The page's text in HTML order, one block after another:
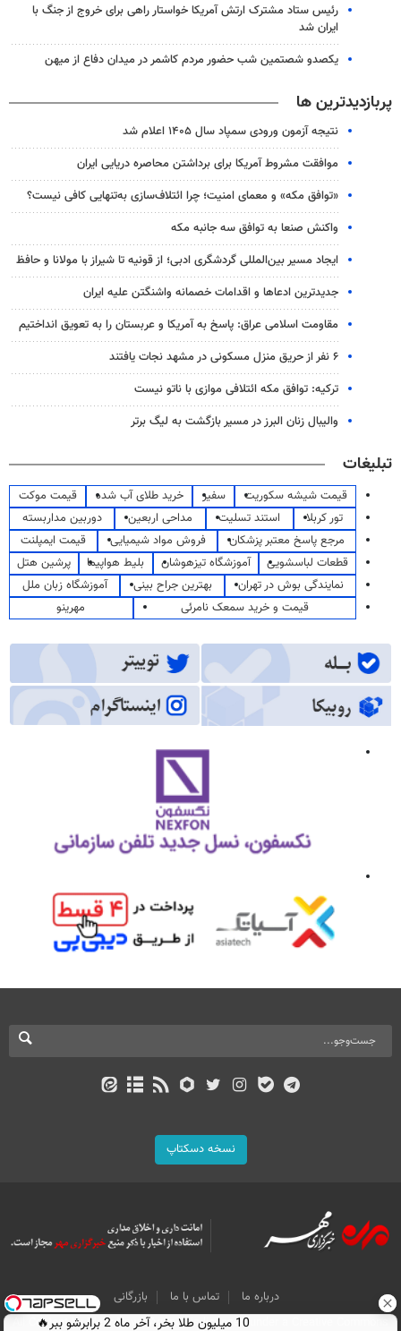
رئیس ستاد مشترک ارتش آمریکا خواستار راهی برای خروج از جنگ با
ایران شد
یکصدو شصتمین شب حضور مردم کاشمر در میدان دفاع از میهن
پربازدیدترین ها
نتیجه آزمون ورودی سمپاد سال ۱۴۰۵ اعلام شد
موافقت مشروط آمریکا برای برداشتن محاصره دریایی ایران
«توافق مکه» و معمای امنیت؛ چرا ائتلاف‌سازی به‌تنهایی کافی نیست؟
واکنش صنعا به توافق سه جانبه مکه
ایجاد مسیر بین‌المللی گردشگری ادبی؛ از قونیه تا شیراز با مولانا و حافظ
جدیدترین ادعاها و اقدامات خصمانه واشنگتن علیه ایران
مقاومت اسلامی عراق: پاسخ به آمریکا و عربستان را به تعویق انداختیم
۶ نفر از حریق منزل مسکونی در مشهد نجات یافتند
ترکیه: توافق مکه ائتلافی موازی با ناتو نیست
والیبال زنان البرز در مسیر بازگشت به لیگ برتر
تبلیغات
قیمت شیشه سکوریت سفیر خرید طلای آب شده
قیمت موکت
تور کربلا
استند تسلیت مداحی اربعین
دوربین مداربسته
مرجع پاسخ معتبر پزشکان
فروش مواد شیمیایی
قیمت ایمپلنت
قطعات لباسشویی
آموزشگاه تیزهوشان بلیط هواپیما
پرشین هتل
نمایندگی بوش در تهران
بهترین جراح بینی
آموزشگاه زبان ملل
قیمت و خرید سمعک نامرئی
مهرینو
نسخه دسکتاپ
درباره ما تماس با ما
بازرگانی
All Content by Mehr News Agency is licensed under a Creative Commons
10 میلیون طلا بخر، آخر ماه 2 برابرشو ببر🔥